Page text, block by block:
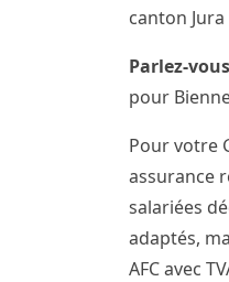
canton
Parlez-
pour
Pour votre
assurance
salariées
adaptés,
AFC avec